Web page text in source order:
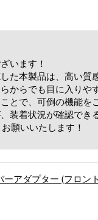
います！
た本製品は、高い
からでも目に入りや
とで、可倒の機能を
装着状況が確認でき
願いいたします！
ーアダプター (フロ